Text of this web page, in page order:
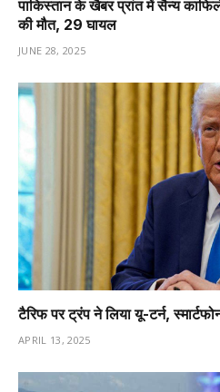
पाकिस्तान के खैबर प्रांत में सैन्य
की मौत, 29 घायल
JUNE 28, 2025
टैरिफ पर ट्रंप ने लिया यू-टर्न,
APRIL 13, 2025